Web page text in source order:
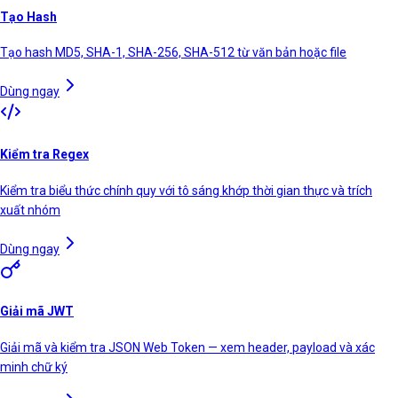
Tạo Hash
Tạo hash MD5, SHA-1, SHA-256, SHA-512 từ văn bản hoặc file
Dùng ngay
Kiểm tra Regex
Kiểm tra biểu thức chính quy với tô sáng khớp thời gian thực và trích
xuất nhóm
Dùng ngay
Giải mã JWT
Giải mã và kiểm tra JSON Web Token — xem header, payload và xác
minh chữ ký